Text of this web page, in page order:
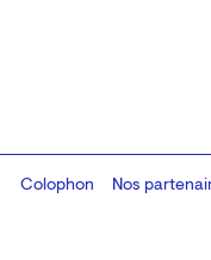
Colophon
Design:MarcelNos